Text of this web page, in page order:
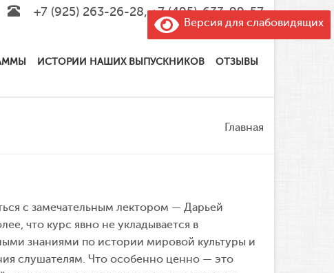
+7 (925) 263-26-28,+7 (495)-633-99-57
ИСТОРИИ НАШИХ ВЫПУСКНИКОВ ОТЗЫВЫ
Главная
с замечательным лектором — Дарьей
что курс явно не укладывается в
знаниями по истории мировой культуры и
слушателям. Что особенно ценно — это
Версия для слабовидящих